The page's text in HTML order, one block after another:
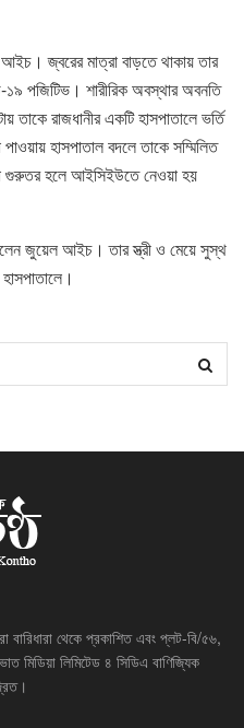
জ্বরের মাত্রা বাড়তে থাকায় তার
১৯ পজিটিভ। শারীরিক অবস্থার অবনতি
তাকে রাজধানীর একটি হাসপাতালে ভর্তি
হাসপাতাল বদলে তাকে সম্মিলিত
গুরুতর হলে আইসিইউতে নেওয়া হয়
জুয়েল আইচ। তার স্ত্রী ও মেয়ে সুস্থ
থেকে প্রকাশিত এবং প্লট-বি/৫৬,
মিডিয়া লিমিটেড ৪ সিডিএ বাণিজ্যিক